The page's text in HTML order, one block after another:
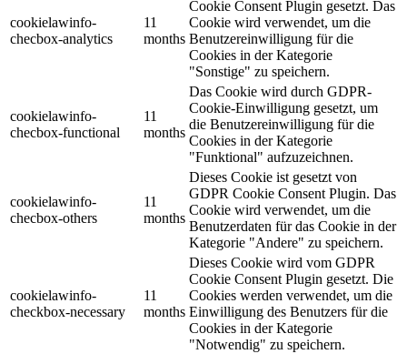
cookielawinfo-
checbox-analytics
11
months
Cookie Consent Plugin gesetzt. Das
Cookie wird verwendet, um die
Benutzereinwilligung für die
Cookies in der Kategorie
"Sonstige" zu speichern.
cookielawinfo-
checbox-functional
11
months
Das Cookie wird durch GDPR-
Cookie-Einwilligung gesetzt, um
die Benutzereinwilligung für die
Cookies in der Kategorie
"Funktional" aufzuzeichnen.
cookielawinfo-
checbox-others
11
months
Dieses Cookie ist gesetzt von
GDPR Cookie Consent Plugin. Das
Cookie wird verwendet, um die
Benutzerdaten für das Cookie in der
Kategorie "Andere" zu speichern.
cookielawinfo-
checkbox-necessary
11
months
Dieses Cookie wird vom GDPR
Cookie Consent Plugin gesetzt. Die
Cookies werden verwendet, um die
Einwilligung des Benutzers für die
Cookies in der Kategorie
"Notwendig" zu speichern.